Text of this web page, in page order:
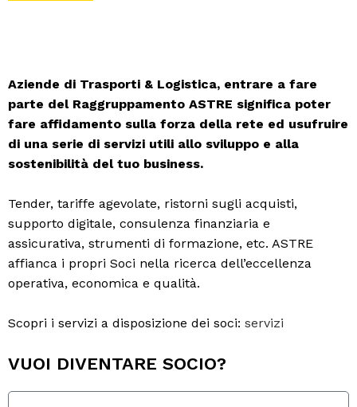
Aziende di Trasporti & Logistica, entrare a fare
parte del Raggruppamento ASTRE significa poter
fare affidamento sulla forza della rete ed usufruire
di una serie di servizi utili allo sviluppo e alla
sostenibilità del tuo business.
Tender, tariffe agevolate, ristorni sugli acquisti,
supporto digitale, consulenza finanziaria e
assicurativa, strumenti di formazione, etc. ASTRE
affianca i propri Soci nella ricerca dell’eccellenza
operativa, economica e qualità.
Scopri i servizi a disposizione dei soci: servizi
VUOI DIVENTARE SOCIO?